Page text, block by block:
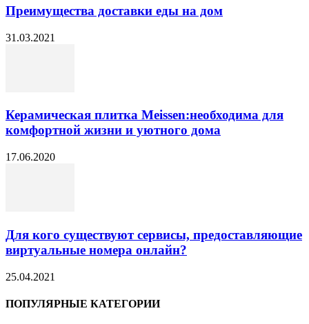
Преимущества доставки еды на дом
31.03.2021
Керамическая плитка Meissen:необходима для
комфортной жизни и уютного дома
17.06.2020
Для кого существуют сервисы, предоставляющие
виртуальные номера онлайн?
25.04.2021
ПОПУЛЯРНЫЕ КАТЕГОРИИ